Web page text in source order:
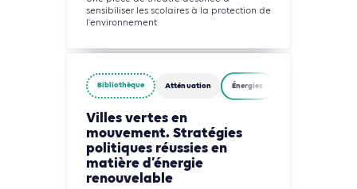
sensibiliser les scolaires à la protection de
l'environnement
Bibliothèque Atténuation Énergies
Villes vertes en
mouvement. Stratégies
politiques réussies en
matière d’énergie
renouvelable